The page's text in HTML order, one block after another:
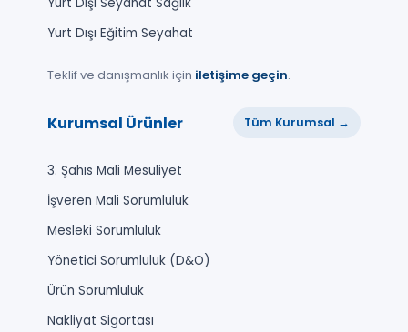
Yurt Dışı Eğitim Seyahat
Teklif ve danışmanlık için iletişime geçin.
Kurumsal Ürünler Tüm Kurumsal →
3. Şahıs Mali Mesuliyet
İşveren Mali Sorumluluk
Mesleki Sorumluluk
Yönetici Sorumluluk (D&O)
Ürün Sorumluluk
Nakliyat Sigortası